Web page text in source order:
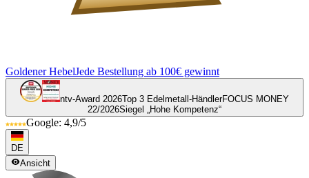
Goldener HebelJede Bestellung ab 100€ gewinnt
ntv-Award 2026Top 3 Edelmetall-HändlerFOCUS MONEY
22/2026Siegel „Hohe Kompetenz“
Google: 4,9/5
DE
Ansicht